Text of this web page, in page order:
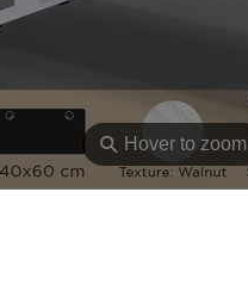
⚲ Hover to zoom